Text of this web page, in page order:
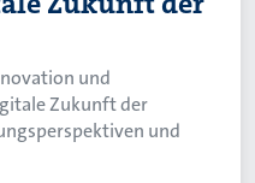
und
Zukunft der
und